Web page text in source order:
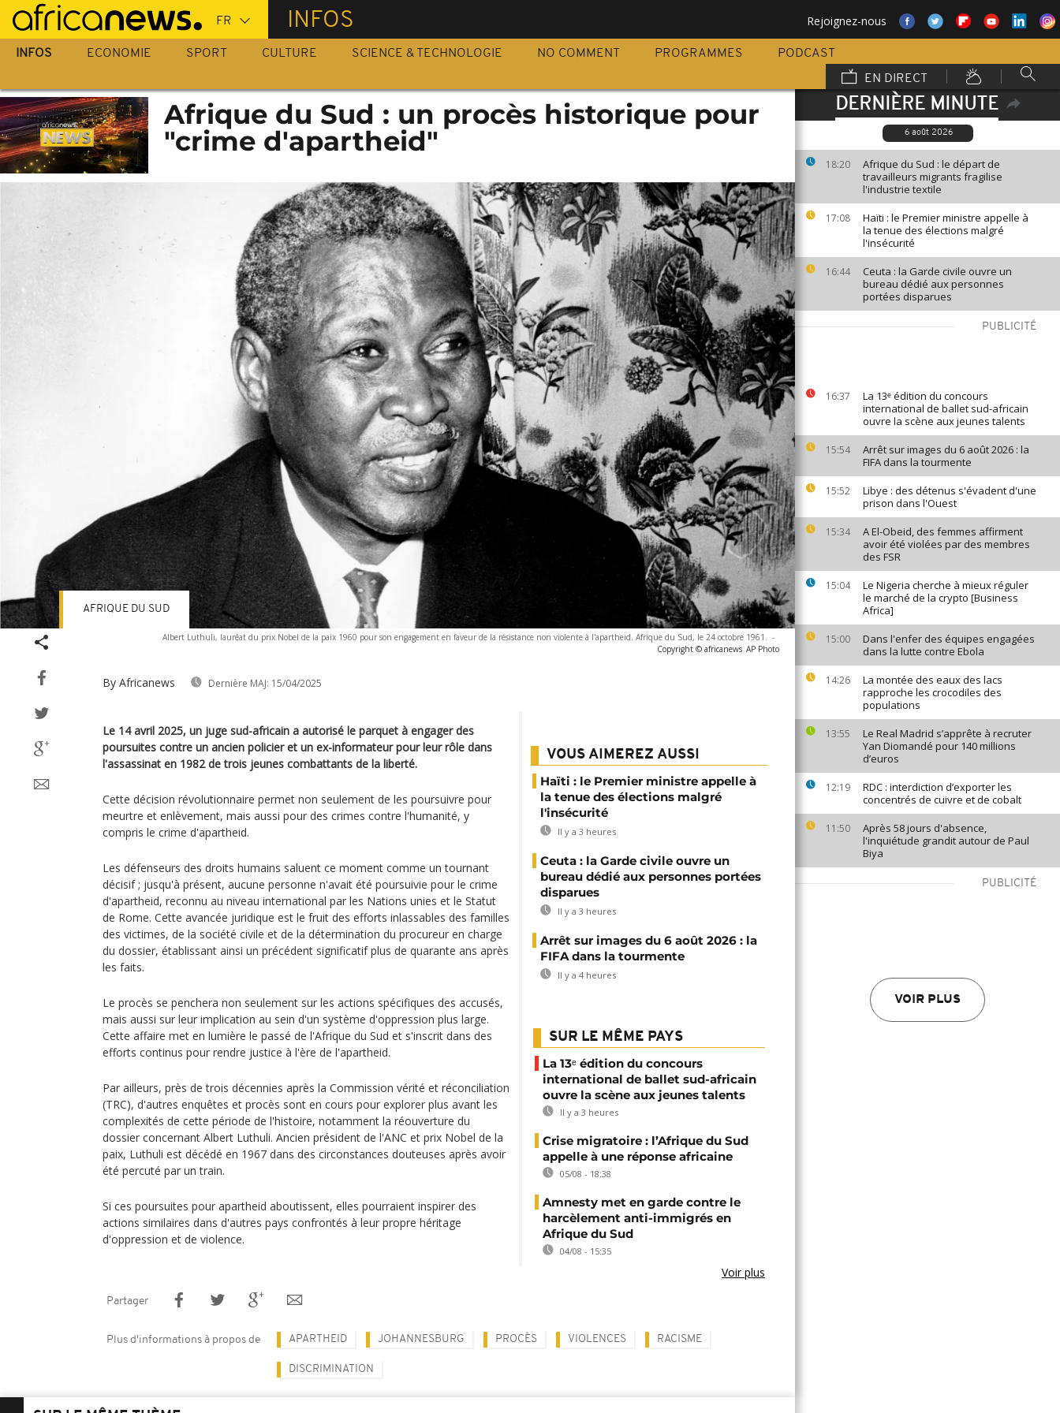
Passer
au
contenu
INFOS Rejoignez-nous
INFOS ECONOMIE SPORT CULTURE SCIENCE & TECHNOLOGIE NO COMMENT PROGRAMMES
PODCAST
EN DIRECT
DERNIÈRE MINUTE
6 août 2026
18:20
Afrique du Sud : le départ de
travailleurs migrants fragilise
l'industrie textile
17:08
Haïti : le Premier ministre appelle à
la tenue des élections malgré
l'insécurité
16:44
Ceuta : la Garde civile ouvre un
bureau dédié aux personnes
portées disparues
PUBLICITÉ
16:37
La 13ᵉ édition du concours
international de ballet sud-africain
ouvre la scène aux jeunes talents
15:54
Arrêt sur images du 6 août 2026 : la
FIFA dans la tourmente
15:52
Libye : des détenus s'évadent d'une
prison dans l'Ouest
15:34
A El-Obeid, des femmes affirment
avoir été violées par des membres
des FSR
15:04
Le Nigeria cherche à mieux réguler
le marché de la crypto [Business
Africa]
15:00
Dans l'enfer des équipes engagées
dans la lutte contre Ebola
14:26
La montée des eaux des lacs
rapproche les crocodiles des
populations
13:55
Le Real Madrid s’apprête à recruter
Yan Diomandé pour 140 millions
d’euros
12:19
RDC : interdiction d’exporter les
concentrés de cuivre et de cobalt
11:50
Après 58 jours d'absence,
l'inquiétude grandit autour de Paul
Biya
PUBLICITÉ
VOIR PLUS
Afrique du Sud : un procès historique pour
"crime d'apartheid"
Albert Luthuli, lauréat du prix Nobel de la paix 1960 pour son engagement en faveur de la résistance non violente à l'apartheid. Afrique du Sud, le 24 octobre 1961. -
Copyright © africanews AP Photo
By Africanews Dernière MAJ: 15/04/2025
AFRIQUE DU SUD
Le 14 avril 2025, un juge sud-africain a autorisé le parquet à engager des
poursuites contre un ancien policier et un ex-informateur pour leur rôle dans
l'assassinat en 1982 de trois jeunes combattants de la liberté.
Cette décision révolutionnaire permet non seulement de les poursuivre pour
meurtre et enlèvement, mais aussi pour des crimes contre l'humanité, y
compris le crime d'apartheid.
Les défenseurs des droits humains saluent ce moment comme un tournant
décisif ; jusqu'à présent, aucune personne n'avait été poursuivie pour le crime
d'apartheid, reconnu au niveau international par les Nations unies et le Statut
de Rome. Cette avancée juridique est le fruit des efforts inlassables des familles
des victimes, de la société civile et de la détermination du procureur en charge
du dossier, établissant ainsi un précédent significatif plus de quarante ans après
les faits.
Le procès se penchera non seulement sur les actions spécifiques des accusés,
mais aussi sur leur implication au sein d'un système d'oppression plus large.
Cette affaire met en lumière le passé de l'Afrique du Sud et s'inscrit dans des
efforts continus pour rendre justice à l'ère de l'apartheid.
Par ailleurs, près de trois décennies après la Commission vérité et réconciliation
(TRC), d'autres enquêtes et procès sont en cours pour explorer plus avant les
complexités de cette période de l'histoire, notamment la réouverture du
dossier concernant Albert Luthuli. Ancien président de l'ANC et prix Nobel de la
paix, Luthuli est décédé en 1967 dans des circonstances douteuses après avoir
été percuté par un train.
Si ces poursuites pour apartheid aboutissent, elles pourraient inspirer des
actions similaires dans d'autres pays confrontés à leur propre héritage
d'oppression et de violence.
VOUS AIMEREZ AUSSI
Haïti : le Premier ministre appelle à
la tenue des élections malgré
l'insécurité
Il y a 3 heures
Ceuta : la Garde civile ouvre un
bureau dédié aux personnes portées
disparues
Il y a 3 heures
Arrêt sur images du 6 août 2026 : la
FIFA dans la tourmente
Il y a 4 heures
SUR LE MÊME PAYS
La 13ᵉ édition du concours
international de ballet sud-africain
ouvre la scène aux jeunes talents
Il y a 3 heures
Crise migratoire : l’Afrique du Sud
appelle à une réponse africaine
05/08 - 18:38
Amnesty met en garde contre le
harcèlement anti-immigrés en
Afrique du Sud
04/08 - 15:35
Voir plus
Partager
Plus d'informations à propos de APARTHEID JOHANNESBURG PROCÈS VIOLENCES RACISME
DISCRIMINATION